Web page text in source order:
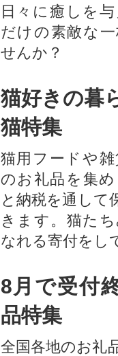
日々に癒しを
だけの素敵な
せんか？
猫好きの暮
猫特集
猫用フードや
のお礼品を集
と納税を通して
きます。猫た
なれる寄付をし
8月で受付
品特集
全国各地のお礼